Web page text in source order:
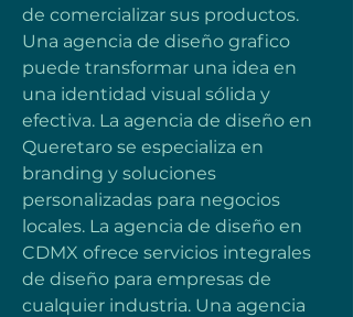
de comercializar sus productos.
Una agencia de diseño grafico
puede transformar una idea en
una identidad visual sólida y
efectiva. La agencia de diseño en
Queretaro se especializa en
branding y soluciones
personalizadas para negocios
locales. La agencia de diseño en
CDMX ofrece servicios integrales
de diseño para empresas de
cualquier industria. Una agencia